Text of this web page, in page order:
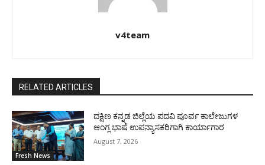
v4team
RELATED ARTICLES
Fresh News
ದಕ್ಷಿಣ ಕನ್ನಡ ಜಿಲ್ಲೆಯ ಪದವಿ ಪೂರ್ವ ಕಾಲೇಜುಗಳ
ಆಂಗ್ಲ ಭಾಷೆ ಉಪನ್ಯಾಸಕರಿಗಾಗಿ ಕಾರ್ಯಾಗಾರ
August 7, 2026